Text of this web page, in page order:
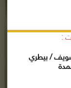
:
/ بيطري